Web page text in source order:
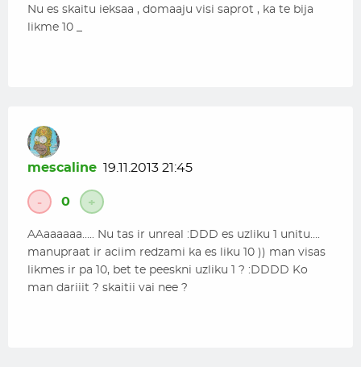
Nu es skaitu ieksaa , domaaju visi saprot , ka te bija
likme 10 _
mescaline 19.11.2013 21:45
- 0 +
AAaaaaaa….. Nu tas ir unreal :DDD es uzliku 1 unitu….
manupraat ir aciim redzami ka es liku 10 )) man visas
likmes ir pa 10, bet te peeskni uzliku 1 ? :DDDD Ko
man dariiit ? skaitii vai nee ?